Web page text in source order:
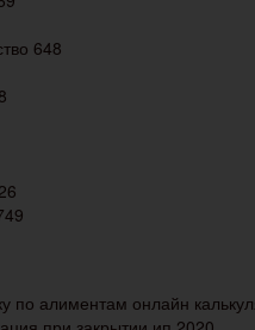
648
по алиментам онлайн